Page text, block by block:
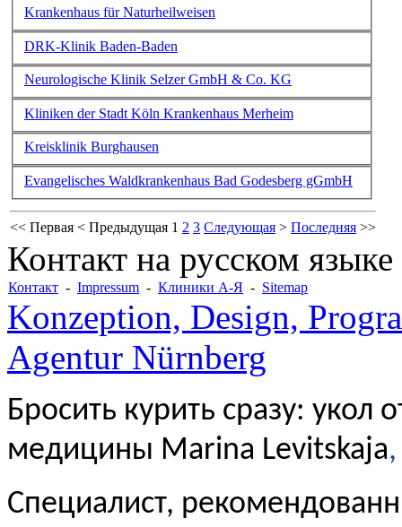
Krankenhaus für Naturheilweisen
DRK-Klinik Baden-Baden
Neurologische Klinik Selzer GmbH & Co. KG
Kliniken der Stadt Köln Krankenhaus Merheim
Kreisklinik Burghausen
Evangelisches Waldkrankenhaus Bad Godesberg gGmbH
<< Первая < Предыдущая 1 2 3 Следующая > Последняя >>
Контакт на русском
Контакт - Impressum - Клиники А-Я - Sitemap
Konzeption, Design,
Agentur Nürnberg
Бросить курить сразу: укол
медицины Marina Levitskaja,
Специалист,